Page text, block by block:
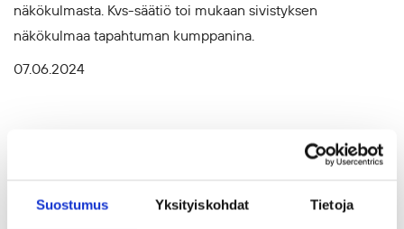
Suostumus Yksityiskohdat Tietoja
näkökulmasta. Kvs-säätiö toi mukaan sivistyksen
näkökulmaa tapahtuman kumppanina.
07.06.2024